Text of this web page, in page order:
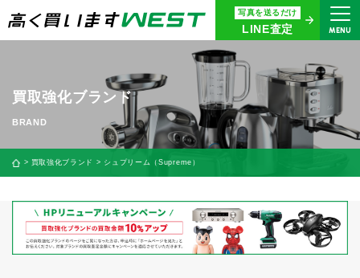
写真を送るだけ
LINE査定 MENU
まずはお気軽にお問い合わせ・
査定をご依頼ください
買取専用ダイヤル
0120-914-094
9:00〜18:30(年中無休)
24時間365日受付
買取に関する質問や相談もすぐにできて便利
簡単操作！LINE査定
買取強化ブランド
買取強化ブランド シュプリーム（Supreme）